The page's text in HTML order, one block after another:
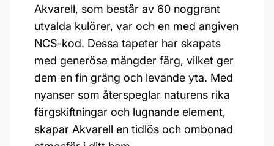
Akvarell, som består av 60 noggrant
utvalda kulörer, var och en med angiven
NCS-kod. Dessa tapeter har skapats
med generösa mängder färg, vilket ger
dem en fin gräng och levande yta. Med
nyanser som återspeglar naturens rika
färgskiftningar och lugnande element,
skapar Akvarell en tidlös och ombonad